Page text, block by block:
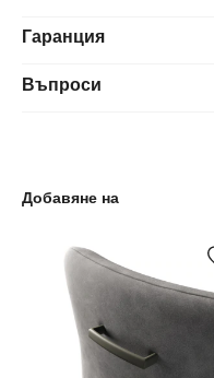
Гаранция
Въпроси
Добавяне на